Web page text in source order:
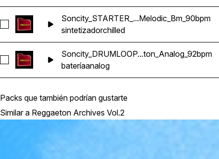
Seleccionar
Soncity_STARTER_...Melodic_Bm_90bpm
sintetizadorchilled
Seleccionar
Soncity_DRUMLOOP...ton_Analog_92bpm
bateríaanalog
Packs que también podrían gustarte
Similar a Reggaeton Archives Vol.2